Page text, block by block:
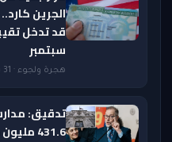
الجرين
سبتمبر
هجرة ولجوء · 31 يوليو 2026 — 8:19 AM
تدقيق:
431.6 مليون دولار من «ميديكيد